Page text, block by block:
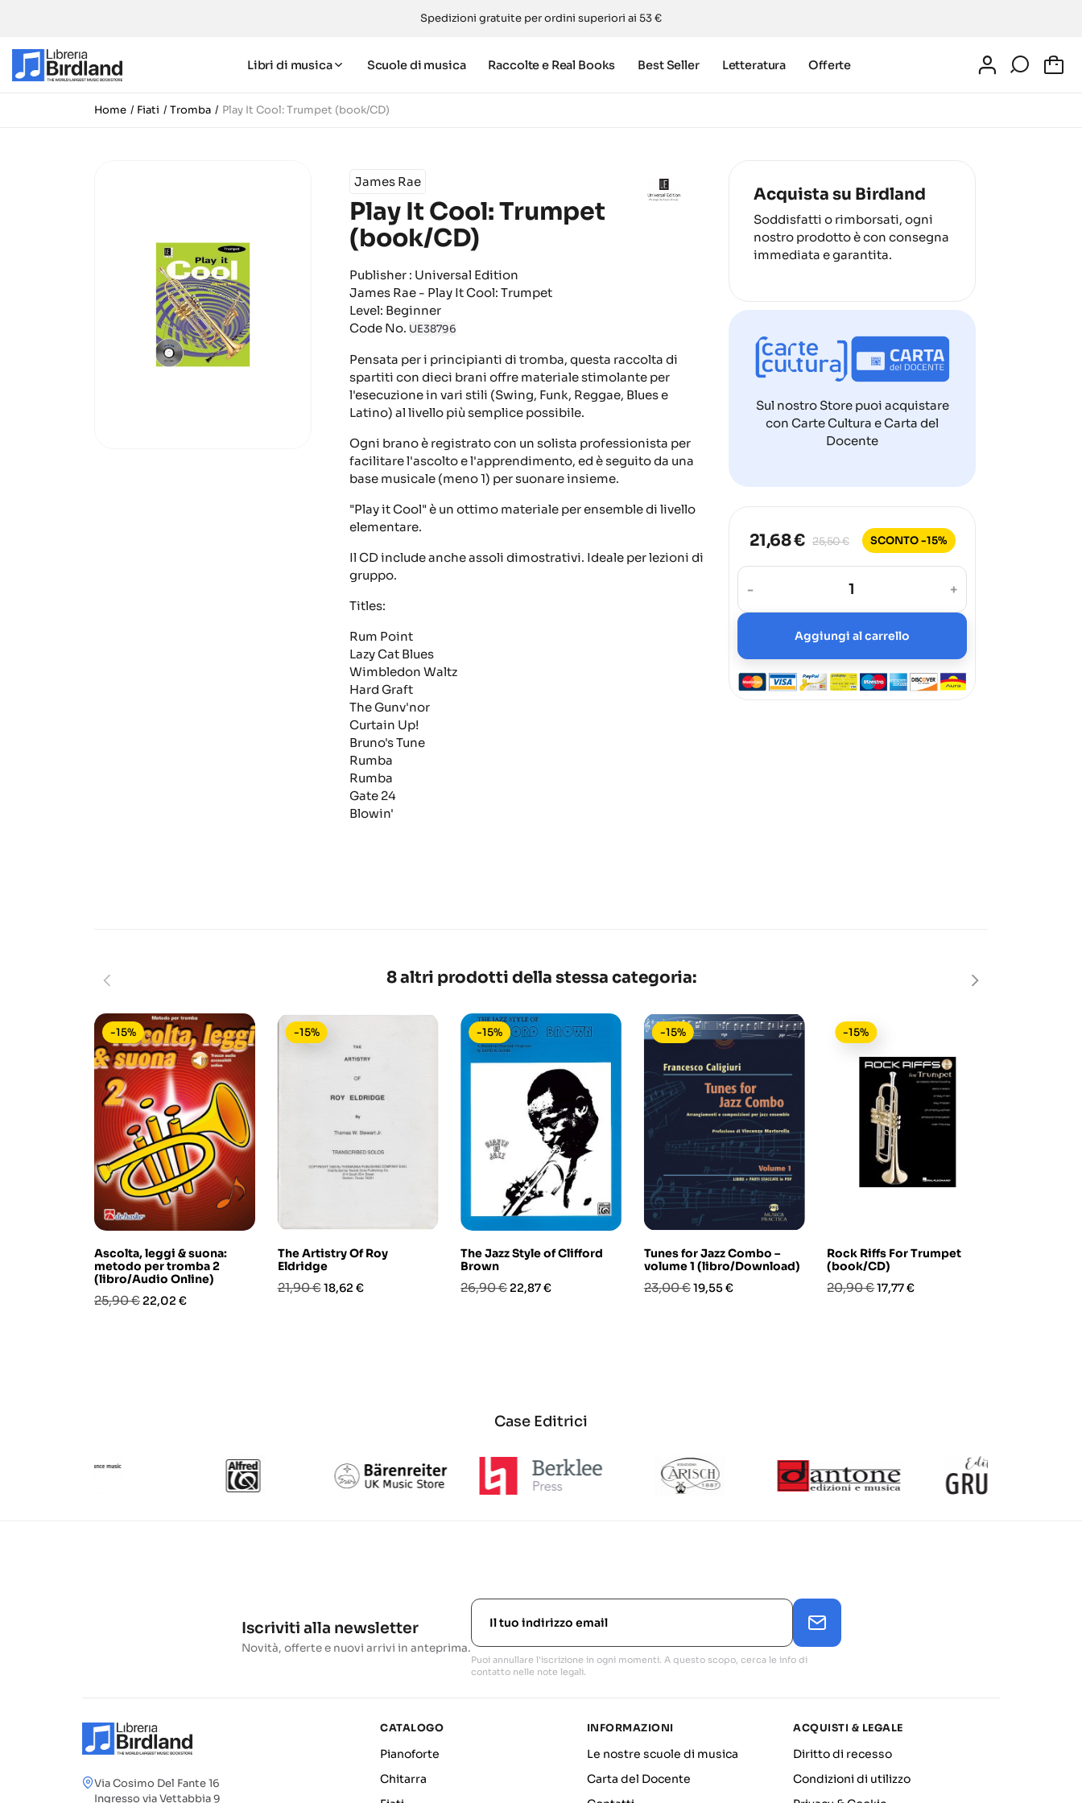
Spedizioni gratuite per ordini superiori ai 53 €
Libri di musica Scuole di musica Raccolte e Real Books Best Seller Letteratura Offerte
Home Fiati Tromba Play It Cool: Trumpet (book/CD)
James Rae
Play It Cool: Trumpet
(book/CD)
Publisher : Universal Edition
James Rae - Play It Cool: Trumpet
Level: Beginner
Code No. UE38796
Pensata per i principianti di tromba, questa raccolta di
spartiti con dieci brani offre materiale stimolante per
l'esecuzione in vari stili (Swing, Funk, Reggae, Blues e
Latino) al livello più semplice possibile.
Ogni brano è registrato con un solista professionista per
facilitare l'ascolto e l'apprendimento, ed è seguito da una
base musicale (meno 1) per suonare insieme.
"Play it Cool" è un ottimo materiale per ensemble di livello
elementare.
Il CD include anche assoli dimostrativi. Ideale per lezioni di
gruppo.
Titles:
Rum Point
Lazy Cat Blues
Wimbledon Waltz
Hard Graft
The Gunv'nor
Curtain Up!
Bruno's Tune
Rumba
Rumba
Gate 24
Blowin'
Acquista su Birdland
Soddisfatti o rimborsati, ogni
nostro prodotto è con consegna
immediata e garantita.
Sul nostro Store puoi acquistare
con Carte Cultura e Carta del
Docente
21,68 € 25,50 € SCONTO -15%
- +
Aggiungi al carrello
8 altri prodotti della stessa categoria:
Ascolta, leggi & suona:
metodo per tromba 2
(libro/Audio Online)
Prezzo
25,90 € Prezzo
22,02 €
-15%
The Artistry Of Roy
Eldridge
Prezzo
21,90 €Prezzo
18,62 €
-15%
The Jazz Style of Clifford
Brown
Prezzo
26,90 € Prezzo
22,87 €
-15%
Tunes for Jazz Combo –
volume 1 (libro/Download)
Prezzo
23,00 €Prezzo
19,55 €
-15%
Rock Riffs For Trumpet
(book/CD)
Prezzo
20,90 €Prezzo
17,77 €
-15%
Case Editrici
Iscriviti alla newsletter
Novità, offerte e nuovi arrivi in anteprima.
Puoi annullare l'iscrizione in ogni momenti. A questo scopo, cerca le info di
contatto nelle note legali.
Via Cosimo Del Fante 16
Ingresso via Vettabbia 9
CATALOGO
Pianoforte
Chitarra
INFORMAZIONI
Le nostre scuole di musica
Carta del Docente
ACQUISTI & LEGALE
Diritto di recesso
Condizioni di utilizzo